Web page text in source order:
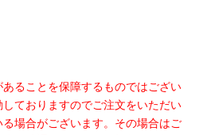
ることを保障するものではござい
ておりますのでご注文をいただい
場合がございます。その場合はご